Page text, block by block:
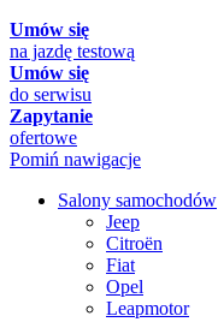
Umów się
na jazdę testową
Umów się
do serwisu
Zapytanie
ofertowe
Pomiń nawigacje
Salony samochodów
Jeep
Citroën
Fiat
Opel
Leapmotor